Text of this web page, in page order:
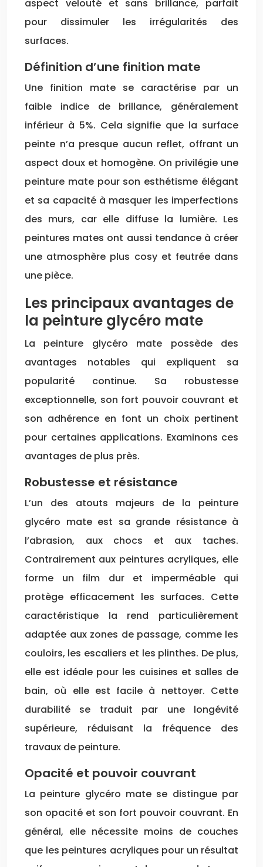
aspect velouté et sans brillance, parfait
pour dissimuler les irrégularités des
surfaces.
Définition d’une finition mate
Une finition mate se caractérise par un
faible indice de brillance, généralement
inférieur à 5%. Cela signifie que la surface
peinte n’a presque aucun reflet, offrant un
aspect doux et homogène. On privilégie une
peinture mate pour son esthétisme élégant
et sa capacité à masquer les imperfections
des murs, car elle diffuse la lumière. Les
peintures mates ont aussi tendance à créer
une atmosphère plus cosy et feutrée dans
une pièce.
Les principaux avantages de
la peinture glycéro mate
La peinture glycéro mate possède des
avantages notables qui expliquent sa
popularité continue. Sa robustesse
exceptionnelle, son fort pouvoir couvrant et
son adhérence en font un choix pertinent
pour certaines applications. Examinons ces
avantages de plus près.
Robustesse et résistance
L’un des atouts majeurs de la peinture
glycéro mate est sa grande résistance à
l’abrasion, aux chocs et aux taches.
Contrairement aux peintures acryliques, elle
forme un film dur et imperméable qui
protège efficacement les surfaces. Cette
caractéristique la rend particulièrement
adaptée aux zones de passage, comme les
couloirs, les escaliers et les plinthes. De plus,
elle est idéale pour les cuisines et salles de
bain, où elle est facile à nettoyer. Cette
durabilité se traduit par une longévité
supérieure, réduisant la fréquence des
travaux de peinture.
Opacité et pouvoir couvrant
La peinture glycéro mate se distingue par
son opacité et son fort pouvoir couvrant. En
général, elle nécessite moins de couches
que les peintures acryliques pour un résultat